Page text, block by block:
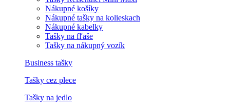
Nákupné košíky
Nákupné tašky na kolieskach
Nákupné kabelky
Tašky na fľaše
Tašky na nákupný vozík
Business tašky
Tašky cez plece
Tašky na jedlo